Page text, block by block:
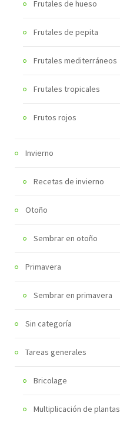
Frutales de hueso
Frutales de pepita
Frutales mediterráneos
Frutales tropicales
Frutos rojos
Invierno
Recetas de invierno
Otoño
Sembrar en otoño
Primavera
Sembrar en primavera
Sin categoría
Tareas generales
Bricolage
Multiplicación de plantas